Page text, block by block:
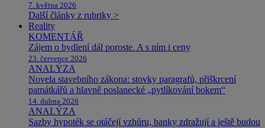
7. května 2026
Další články z rubriky >
Reality
KOMENTÁŘ
Zájem o bydlení dál poroste. A s ním i ceny
23. července 2026
ANALÝZA
Novela stavebního zákona: stovky paragrafů, přiškrcení
památkářů a hlavně poslanecké „pytlíkování bokem“
14. dubna 2026
ANALÝZA
Sazby hypoték se otáčejí vzhůru, banky zdražují a ještě budou